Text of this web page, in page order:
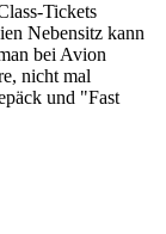
Tickets
Nebensitz kann
bei Avion
nicht mal
und "Fast